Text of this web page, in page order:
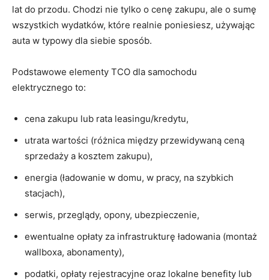
lat do przodu. Chodzi nie tylko o cenę zakupu, ale o sumę
wszystkich wydatków, które realnie poniesiesz, używając
auta w typowy dla siebie sposób.
Podstawowe elementy TCO dla samochodu
elektrycznego to:
cena zakupu lub rata leasingu/kredytu,
utrata wartości (różnica między przewidywaną ceną
sprzedaży a kosztem zakupu),
energia (ładowanie w domu, w pracy, na szybkich
stacjach),
serwis, przeglądy, opony, ubezpieczenie,
ewentualne opłaty za infrastrukturę ładowania (montaż
wallboxa, abonamenty),
podatki, opłaty rejestracyjne oraz lokalne benefity lub